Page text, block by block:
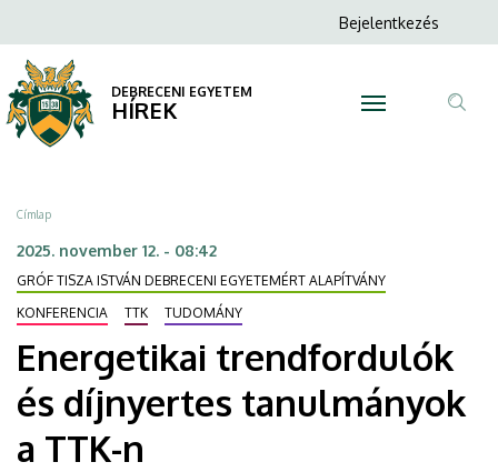
trendfordulók
és
díjnyertes
tanulmányok
a
TTK-
n
DEBRECENI
a
tartalomra
Anonim
menüje
Bejelentkezés
DEBRECENI EGYETEM
HÍREK
Morzsa
Címlap
2025. november 12. - 08:42
GRÓF TISZA ISTVÁN DEBRECENI EGYETEMÉRT ALAPÍTVÁNY
KONFERENCIA
TTK TUDOMÁNY
Energetikai trendfordulók
és díjnyertes tanulmányok
a TTK-n